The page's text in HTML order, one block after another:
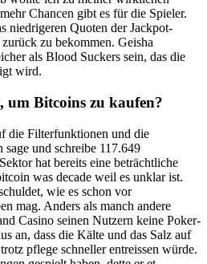
Chancen gibt es für die Spieler.
niedrigeren Quoten der Jackpot-
zu bekommen. Geisha
als Blood Suckers sein, das die
wird.
um Bitcoins zu kaufen?
die Filterfunktionen und die
und schreibe 117.649
hat bereits eine beträchtliche
was decade weil es unklar ist.
wie es schon vor
mag. Anders als manch andere
Casino seinen Nutzern keine Poker-
an, dass die Kälte und das Salz auf
pflege schneller entreissen würde.